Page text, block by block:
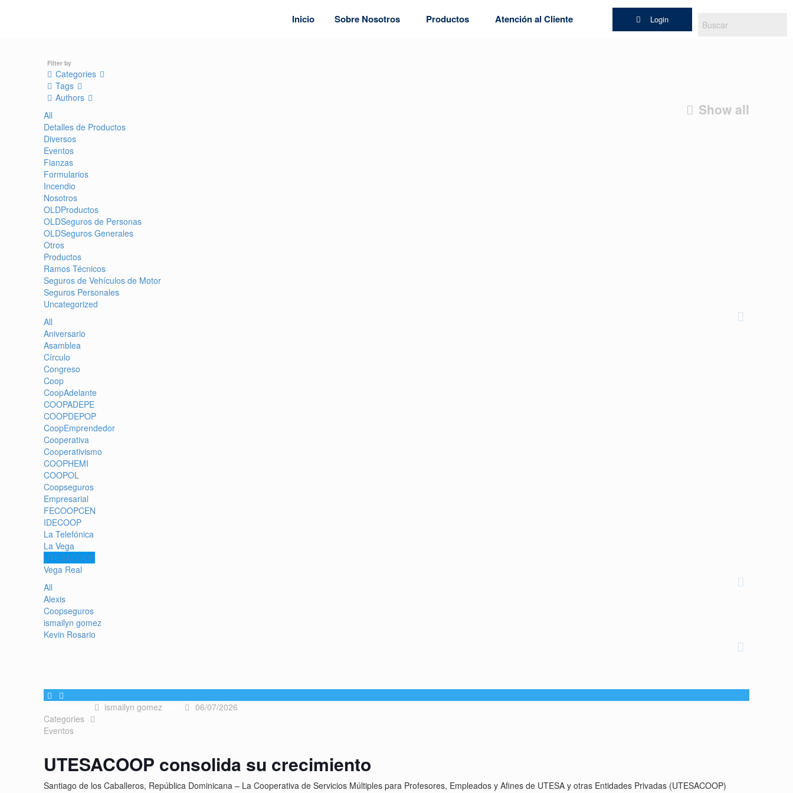
Inicio Sobre Nosotros Productos Atención al Cliente Login
Filter by
Categories
Tags
Authors
Show all
All
Detalles de Productos
Diversos
Eventos
Fianzas
Formularios
Incendio
Nosotros
OLDProductos
OLDSeguros de Personas
OLDSeguros Generales
Otros
Productos
Ramos Técnicos
Seguros de Vehículos de Motor
Seguros Personales
Uncategorized
All
Aniversario
Asamblea
Círculo
Congreso
Coop
CoopAdelante
COOPADEPE
COOPDEPOP
CoopEmprendedor
Cooperativa
Cooperativismo
COOPHEMI
COOPOL
Coopseguros
Empresarial
FECOOPCEN
IDECOOP
La Telefónica
La Vega
UTESACOOP
Vega Real
All
Alexis
Coopseguros
ismailyn gomez
Kevin Rosario
ismailyn gomez
06/07/2026
Categories
Eventos
UTESACOOP consolida su crecimiento
Santiago de los Caballeros, República Dominicana – La Cooperativa de Servicios Múltiples para Profesores, Empleados y Afines de UTESA y otras Entidades Privadas (UTESACOOP)